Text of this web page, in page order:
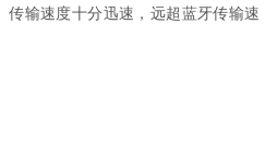
输速度十分迅速，远超蓝牙传输速